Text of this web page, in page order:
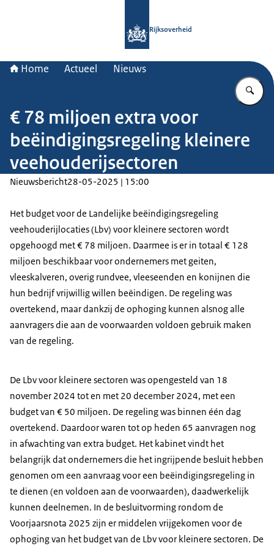
Rijksoverheid
Home Actueel Nieuws
€ 78 miljoen extra voor
beëindigingsregeling kleinere
veehouderijsectoren
Nieuwsbericht28-05-2025 | 15:00
Het budget voor de Landelijke beëindigingsregeling
veehouderijlocaties (Lbv) voor kleinere sectoren wordt
opgehoogd met € 78 miljoen. Daarmee is er in totaal € 128
miljoen beschikbaar voor ondernemers met geiten,
vleeskalveren, overig rundvee, vleeseenden en konijnen die
hun bedrijf vrijwillig willen beëindigen. De regeling was
overtekend, maar dankzij de ophoging kunnen alsnog alle
aanvragers die aan de voorwaarden voldoen gebruik maken
van de regeling.
De Lbv voor kleinere sectoren was opengesteld van 18
november 2024 tot en met 20 december 2024, met een
budget van € 50 miljoen. De regeling was binnen één dag
overtekend. Daardoor waren tot op heden 65 aanvragen nog
in afwachting van extra budget. Het kabinet vindt het
belangrijk dat ondernemers die het ingrijpende besluit hebben
genomen om een aanvraag voor een beëindigingsregeling in
te dienen (en voldoen aan de voorwaarden), daadwerkelijk
kunnen deelnemen. In de besluitvorming rondom de
Voorjaarsnota 2025 zijn er middelen vrijgekomen voor de
ophoging van het budget van de Lbv voor kleinere sectoren. De